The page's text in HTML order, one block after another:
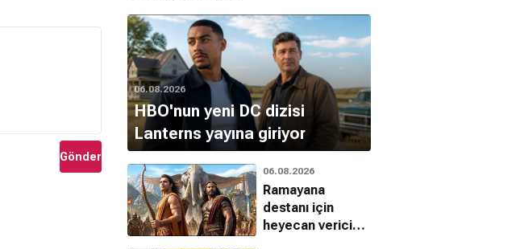
Gönder
06.08.2026
HBO'nun yeni DC dizisi
Lanterns yayına giriyor
06.08.2026
Ramayana
destanı için
heyecan verici